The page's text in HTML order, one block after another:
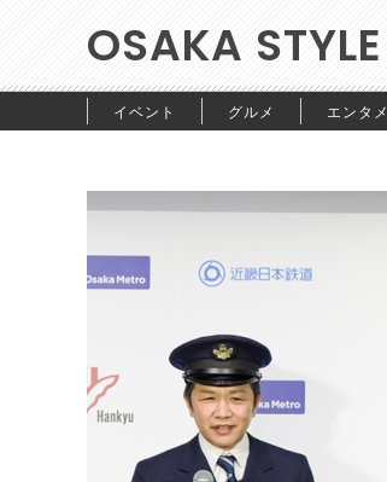
OSAKA STYLE
イベント グルメ エンタメ